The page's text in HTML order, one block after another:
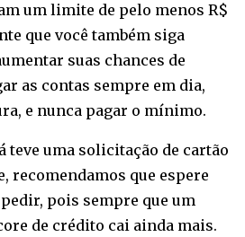
um limite de pelo menos R$
que você também siga
suas chances de
as contas sempre em dia,
e nunca pagar o mínimo.
teve uma solicitação de cartão
recomendamos que espere
pois sempre que um
de crédito cai ainda mais.